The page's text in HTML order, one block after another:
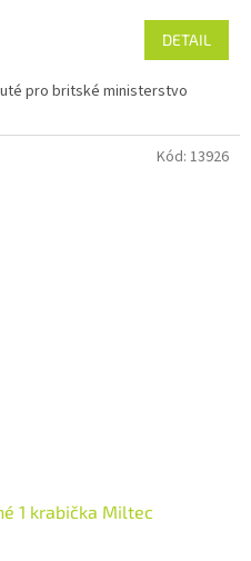
DETAIL
pro britské ministerstvo
1 krabička Miltec
Kód: 13926